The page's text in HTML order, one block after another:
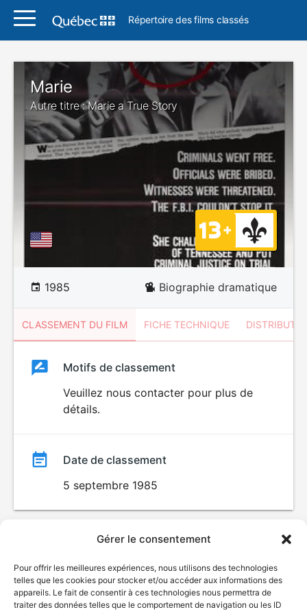
Gérer le consentement
Pour offrir les meilleures expériences, nous utilisons des technologies
telles que les cookies pour stocker et/ou accéder aux informations des
appareils. Le fait de consentir à ces technologies nous permettra de
traiter des données telles que le comportement de navigation ou les ID
Répertoire des films classés
Marie
Autre titre : Marie a True Story
1985 Biographie dramatique
CLASSEMENT DU FILM FICHE TECHNIQUE
ClassementClassement
Motifs de classement
Veuillez nous contacter pour plus de
détails.
Date de classement
5 septembre 1985